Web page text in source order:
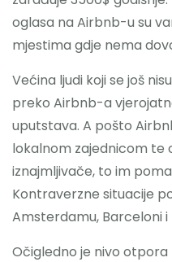
oglasa na Airbnb-u su
mjestima gdje nema
Većina ljudi koji se još
preko Airbnb-a
uputstava. A pošto
lokalnom zajednicom te
iznajmljivače, to im
Kontraverzne situacije
Amsterdamu, Barceloni i
Očigledno je nivo otpora